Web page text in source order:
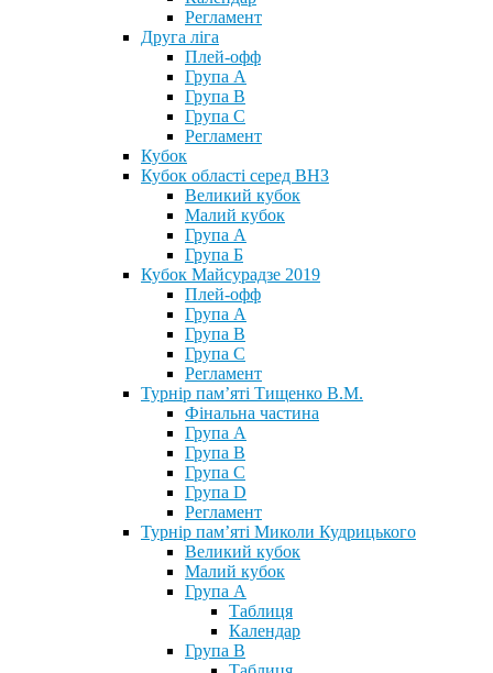
Регламент
Друга ліга
Плей-офф
Група А
Група В
Група С
Регламент
Кубок
Кубок області серед ВНЗ
Великий кубок
Малий кубок
Група А
Група Б
Кубок Майсурадзе 2019
Плей-офф
Група А
Група В
Група С
Регламент
Турнір пам’яті Тищенко В.М.
Фінальна частина
Група А
Група В
Група С
Група D
Регламент
Турнір пам’яті Миколи Кудрицького
Великий кубок
Малий кубок
Група А
Таблиця
Календар
Група В